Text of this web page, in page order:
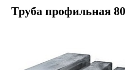
Труба профильная